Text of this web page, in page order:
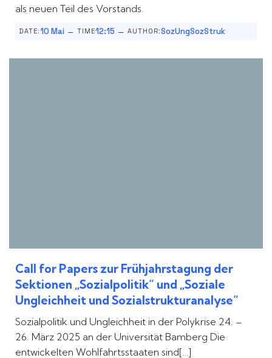
als neuen Teil des Vorstands.
DATE:10 Mai – TIME12:15 – AUTHOR:SozUngSozStruk
Call for Papers zur Frühjahrstagung der
Sektionen „Sozialpolitik“ und „Soziale
Ungleichheit und Sozialstrukturanalyse“
Sozialpolitik und Ungleichheit in der Polykrise 24. –
26. März 2025 an der Universität Bamberg Die
entwickelten Wohlfahrtsstaaten sind[…]